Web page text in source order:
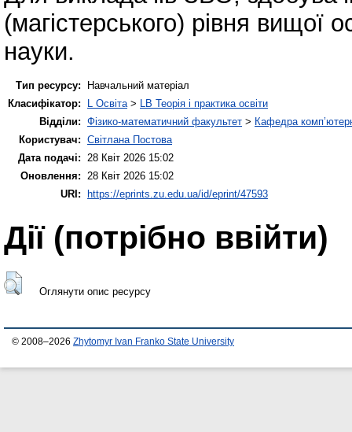
(магістерського) рівня вищої
науки.
Тип ресурсу:
Навчальний матеріал
Класифікатор:
L Освіта> LB Теорія і практика освіти
Відділи: Фізико-математичний факультет > Кафедра
Користувач: Світлана Постова
Дата подачі: 28 Квіт 2026 15:02
Оновлення: 28 Квіт 2026 15:02
URI:
https://eprints.zu.edu.ua/id/eprint/47593
Дії ​​(потрібно ввійти)
Оглянути опис ресурсу
© 2008–2026 Zhytomyr Ivan Franko State University